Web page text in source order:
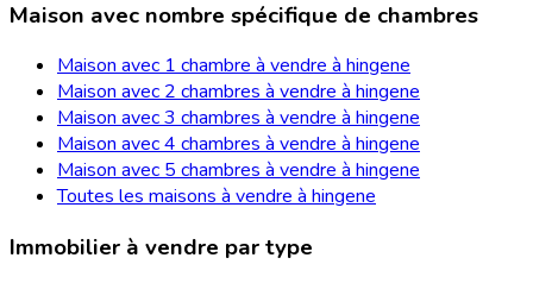
Maison avec nombre spécifique de chambres
Maison avec 1 chambre à vendre à hingene
Maison avec 2 chambres à vendre à hingene
Maison avec 3 chambres à vendre à hingene
Maison avec 4 chambres à vendre à hingene
Maison avec 5 chambres à vendre à hingene
Toutes les maisons à vendre à hingene
Immobilier à vendre par type